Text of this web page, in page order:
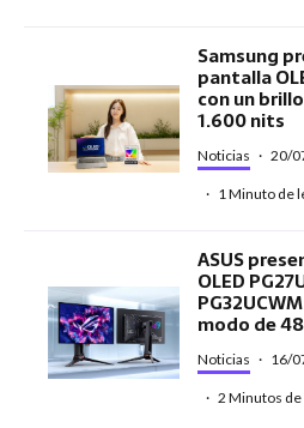
Samsung
pantalla
con un
1.600 nits
Noticias · 20/
· 1 Minuto de
ASUS
OLED
modo de
Noticias · 16/
· 2 Minutos